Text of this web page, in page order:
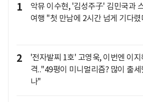
1
악뮤 이수현, '김성주子' 김민국과
여행 "첫 만남에 2시간 넘게 기다렸
2
'전자발찌 1호' 고영욱, 이번엔 이지
격.."49평이 미니멀리즘? 많이 출
나"